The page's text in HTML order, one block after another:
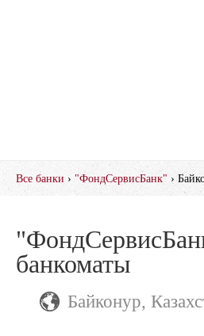
Все банки › "ФондСервисБанк" ›
банкоматы
Байконур,